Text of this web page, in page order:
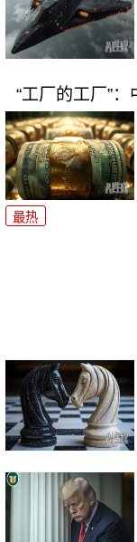
“工厂的工厂”
最热